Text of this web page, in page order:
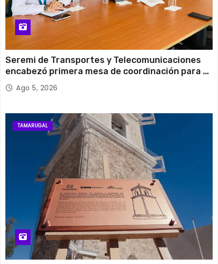
Seremi de Transportes y Telecomunicaciones
encabezó primera mesa de coordinación para el
retiro de cables en desuso en Iquique
Ago 5, 2026
TAMARUGAL